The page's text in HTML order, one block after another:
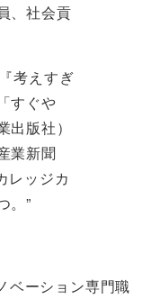
、社会貢
考えすぎ
すぐや
出版社）
業新聞
レッジカ
。”
ベーション専門職